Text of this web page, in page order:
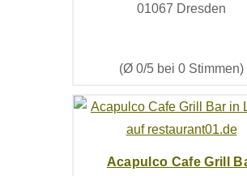
01067 Dresden
(Ø 0/5 bei 0 Stimmen)
Acapulco Cafe Grill